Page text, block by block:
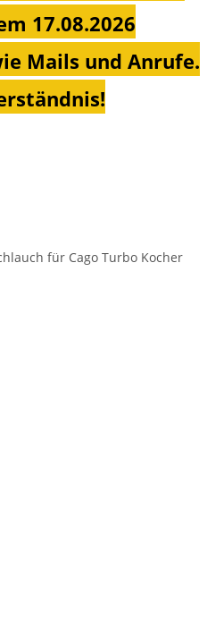
17.08.2026
Mails und Anrufe.